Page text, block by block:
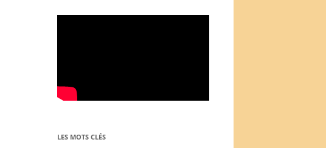
LES MOTS CLÉS